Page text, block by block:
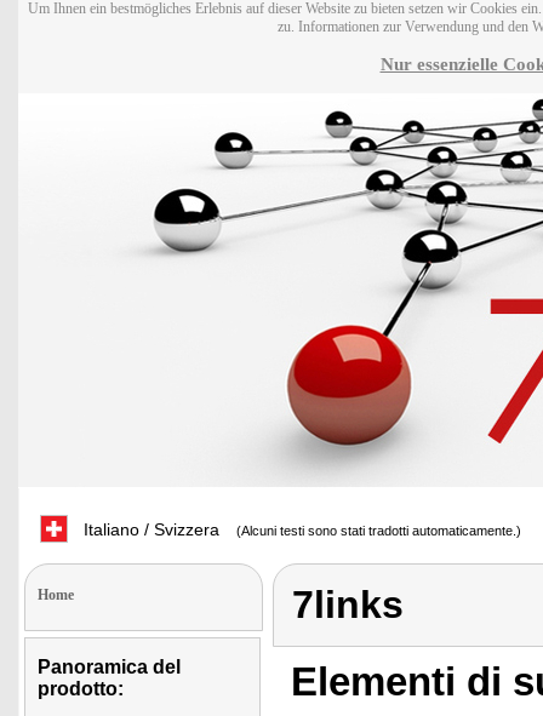
Um Ihnen ein bestmögliches Erlebnis auf dieser Website zu bieten setzen wir Cookies
zu. Informationen zur Verwendung und den
Nur essenzielle
Italiano / Svizzera (Alcuni testi sono stati tradotti automaticamente.)
Home
Panoramica del
prodotto:
7links
Elementi di